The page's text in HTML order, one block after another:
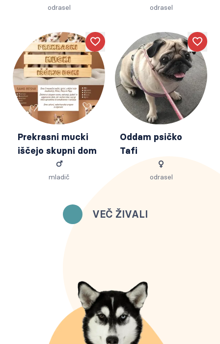
VEČ ŽIVALI
odrasel odrasel
Like
Prekrasni mucki
iščejo skupni dom
mladič
Like
Oddam psičko
Tafi
odrasel